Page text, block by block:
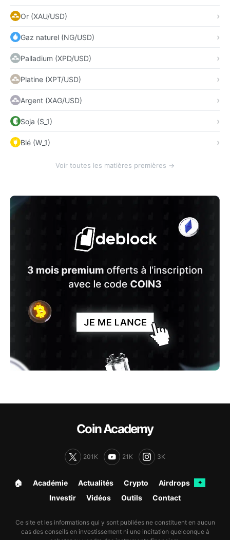
Or (XAU/USD)
Gaz naturel (NG/USD)
Palladium (XPD/USD)
Platine (XPT/USD)
Argent (XAG/USD)
Soja (S_1)
Blé (W_1)
Voir toutes les matières premières →
Coin Academy
201K 21K 3K
🏠︎ Académie Actualités Crypto Airdrops ✦
Investir Vidéos Outils Contact
Ce site et les informations qui y sont publiées ne constituent en aucun
cas des conseils en investissement ni une incitation quelconque à